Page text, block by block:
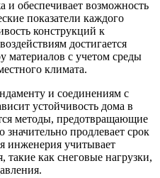
обеспечивает возможность
показатели каждого
конструкций к
достигается
материалов с учетом среды
климата.
и соединениям с
устойчивость дома в
методы, предотвращающие
продлевает срок
инженерия учитывает
как снеговые нагрузки,